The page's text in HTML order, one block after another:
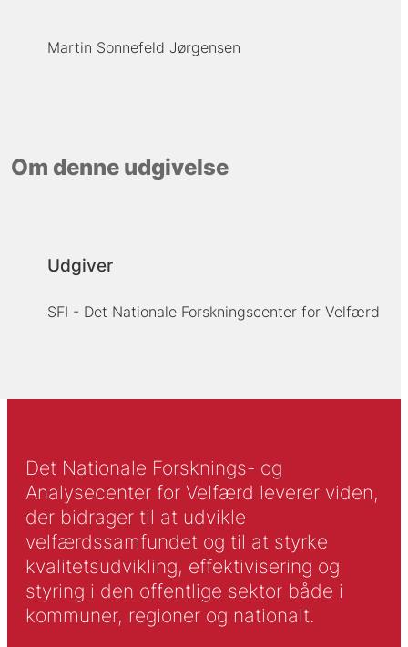
Martin Sonnefeld Jørgensen
Om denne udgivelse
Udgiver
SFI - Det Nationale Forskningscenter for Velfærd
Det Nationale Forsknings- og
Analysecenter for Velfærd leverer viden,
der bidrager til at udvikle
velfærdssamfundet og til at styrke
kvalitetsudvikling, effektivisering og
styring i den offentlige sektor både i
kommuner, regioner og nationalt.